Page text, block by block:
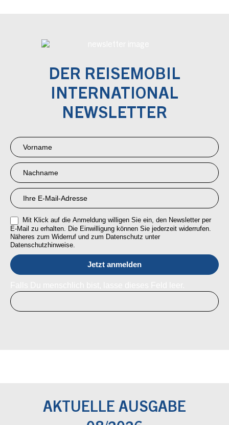
DER REISEMOBIL
INTERNATIONAL
NEWSLETTER
Newsletter
Anmeldung
RMI
Mit Klick auf die Anmeldung willigen Sie ein, den Newsletter per
E-Mail zu erhalten. Die Einwilligung können Sie jederzeit widerrufen.
Näheres zum Widerruf und zum Datenschutz unter
Datenschutzhinweise.
AKTUELLE AUSGABE